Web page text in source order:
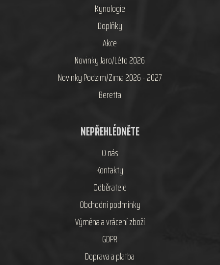
Kynologie
Doplňky
Akce
Novinky Jaro/Léto 2026
Novinky Podzim/Zima 2026 - 2027
Beretta
NEPŘEHLÉDNĚTE
O nás
Kontakty
Odběratelé
Obchodní podmínky
Výměna a vrácení zboží
GDPR
Doprava a platba